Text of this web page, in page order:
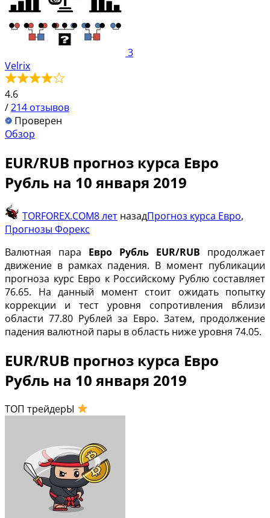
3
Velrix
4.6
/214 отзывов
Проверен
Обзор
EUR/RUB прогноз курса Евро
Рубль на 10 января 2019
TORFOREX.COM8 лет назадПрогноз курса Евро,
Прогнозы Форекс
Валютная пара Евро Рубль EUR/RUB продолжает
движение в рамках падения. В момент публикации
прогноза курс Евро к Российскому Рублю составляет
76.65. На данный момент стоит ожидать попытку
коррекции и тест уровня сопротивления вблизи
области 77.80 Рублей за Евро. Затем, продолжение
падения валютной пары в область ниже уровня 74.05.
EUR/RUB прогноз курса Евро
Рубль на 10 января 2019
ТОП трейдерЫ